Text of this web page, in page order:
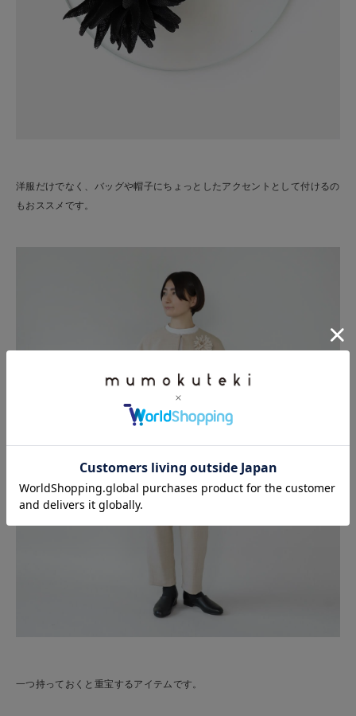
洋服だけでなく、バッグや帽子にちょっとしたアクセントとして付けるの
もおススメです。
一つ持っておくと重宝するアイテムです。